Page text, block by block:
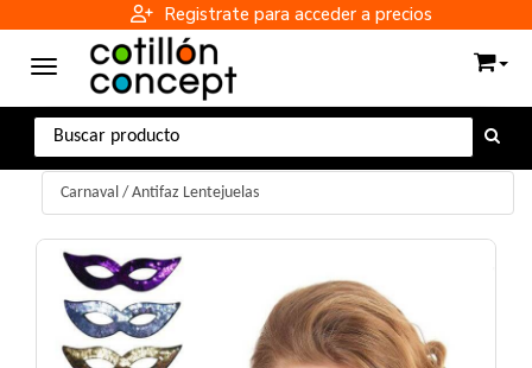
Registrate para acceder a precios
Toggle navigation
Carnaval / Antifaz Lentejuelas